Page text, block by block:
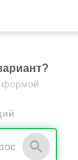
формой